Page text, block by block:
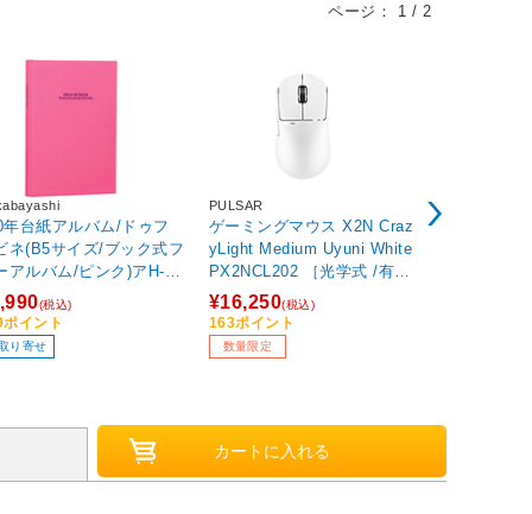
ページ： 1 / 2
年台紙アルバム/ドゥフ
ネ(B5サイズ/ブック式フ
アルバム/ピンク)アH-B5
P
(税込)
イント
り寄せ
PULSAR
ゲーミングマウス X2N Craz
yLight Medium Uyuni White
PX2NCL202 ［光学式 /有線
／無線(ワイヤレス) /5ボタン
/USB］ 【sof001】
¥16,250(税込)
163ポイント
数量限定